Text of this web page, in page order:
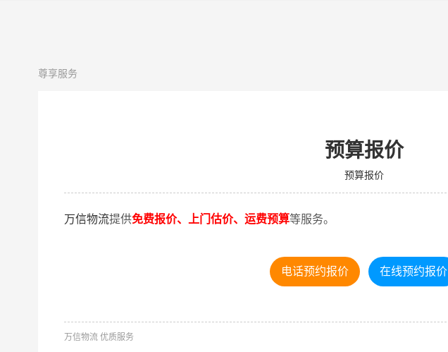
尊享服务
预算报价
预算报价
万信物流提供免费报价、上门估价、运费预算等服务。
电话预约报价 在线预约报价
万信物流 优质服务